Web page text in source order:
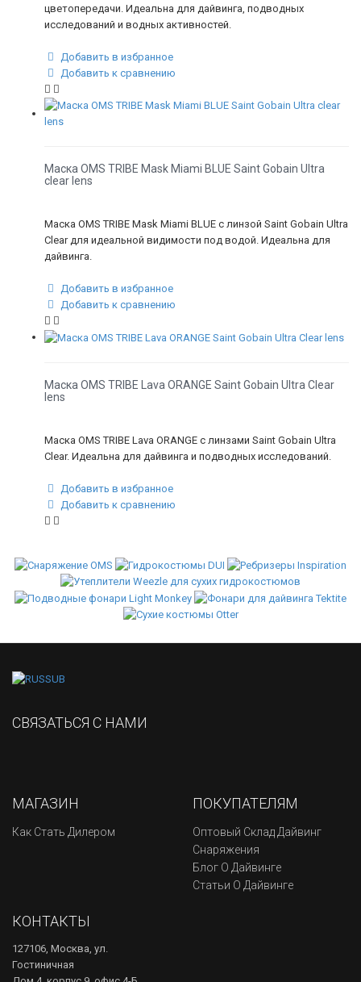
цветопередачи. Идеальна для дайвинга, подводных
исследований и водных активностей.
Добавить в избранное
Добавить к сравнению
Маска OMS TRIBE Mask Miami BLUE Saint Gobain Ultra
clear lens
Маска OMS TRIBE Mask Miami BLUE с линзой Saint Gobain Ultra
Clear для идеальной видимости под водой. Идеальна для
дайвинга.
Добавить в избранное
Добавить к сравнению
Маска OMS TRIBE Lava ORANGE Saint Gobain Ultra Clear
lens
Маска OMS TRIBE Lava ORANGE с линзами Saint Gobain Ultra
Clear. Идеальна для дайвинга и подводных исследований.
Добавить в избранное
Добавить к сравнению
СВЯЗАТЬСЯ С НАМИ
МАГАЗИН
Как Стать Дилером
ПОКУПАТЕЛЯМ
Оптовый Склад Дайвинг
Снаряжения
Блог О Дайвинге
Статьи О Дайвинге
КОНТАКТЫ
127106, Москва, ул.
Гостиничная